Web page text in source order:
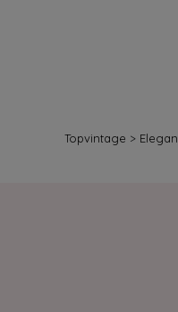
Topvintage >